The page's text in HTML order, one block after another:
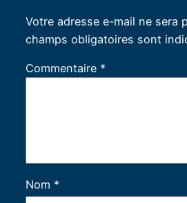
Votre adresse e-mail ne sera
champs obligatoires sont
Commentaire *
Nom *